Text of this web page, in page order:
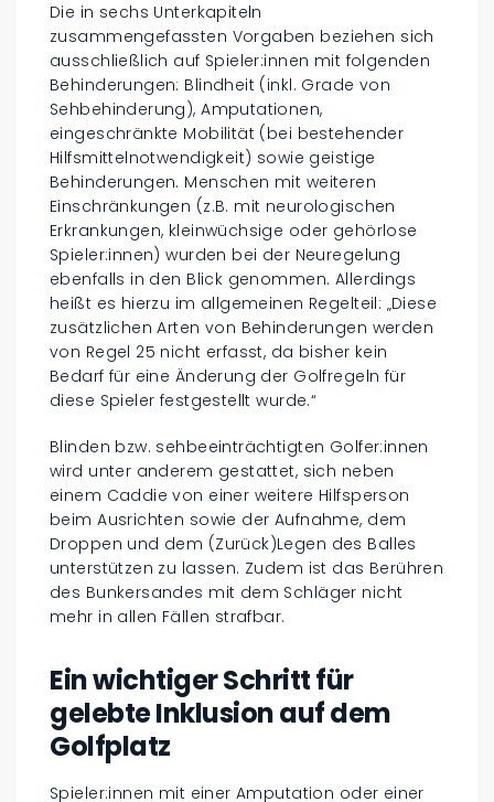
Die in sechs Unterkapiteln
zusammengefassten Vorgaben beziehen sich
ausschließlich auf Spieler:innen mit folgenden
Behinderungen: Blindheit (inkl. Grade von
Sehbehinderung), Amputationen,
eingeschränkte Mobilität (bei bestehender
Hilfsmittelnotwendigkeit) sowie geistige
Behinderungen. Menschen mit weiteren
Einschränkungen (z.B. mit neurologischen
Erkrankungen, kleinwüchsige oder gehörlose
Spieler:innen) wurden bei der Neuregelung
ebenfalls in den Blick genommen. Allerdings
heißt es hierzu im allgemeinen Regelteil: „Diese
zusätzlichen Arten von Behinderungen werden
von Regel 25 nicht erfasst, da bisher kein
Bedarf für eine Änderung der Golfregeln für
diese Spieler festgestellt wurde.“
Blinden bzw. sehbeeinträchtigten Golfer:innen
wird unter anderem gestattet, sich neben
einem Caddie von einer weitere Hilfsperson
beim Ausrichten sowie der Aufnahme, dem
Droppen und dem (Zurück)Legen des Balles
unterstützen zu lassen. Zudem ist das Berühren
des Bunkersandes mit dem Schläger nicht
mehr in allen Fällen strafbar.
Ein wichtiger Schritt für
gelebte Inklusion auf dem
Golfplatz
Spieler:innen mit einer Amputation oder einer